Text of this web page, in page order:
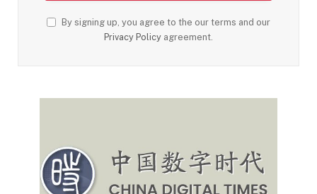
By signing up, you agree to the our terms and our
Privacy Policy agreement.